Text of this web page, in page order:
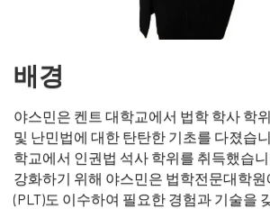
배경
야스민은 켄트 대학교에서 법학 학사 학
및 난민법에 대한 탄탄한 기초를 다졌습
학교에서 인권법 석사 학위를 취득했습
강화하기 위해 야스민은 법학전문대학
(PLT)도 이수하여 필요한 경험과 기술을